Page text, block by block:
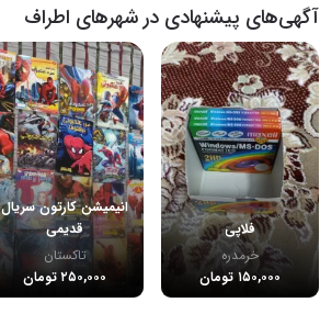
آگهی‌های پیشنهادی در شهرهای اطراف
فلاپی
خرمدره
۱۵۰,۰۰۰ تومان
انیمیشن کارتون سریال
قدیمی
تاکستان
۲۵۰,۰۰۰ تومان